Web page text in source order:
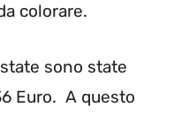
colorare.
sono state
Euro. A questo